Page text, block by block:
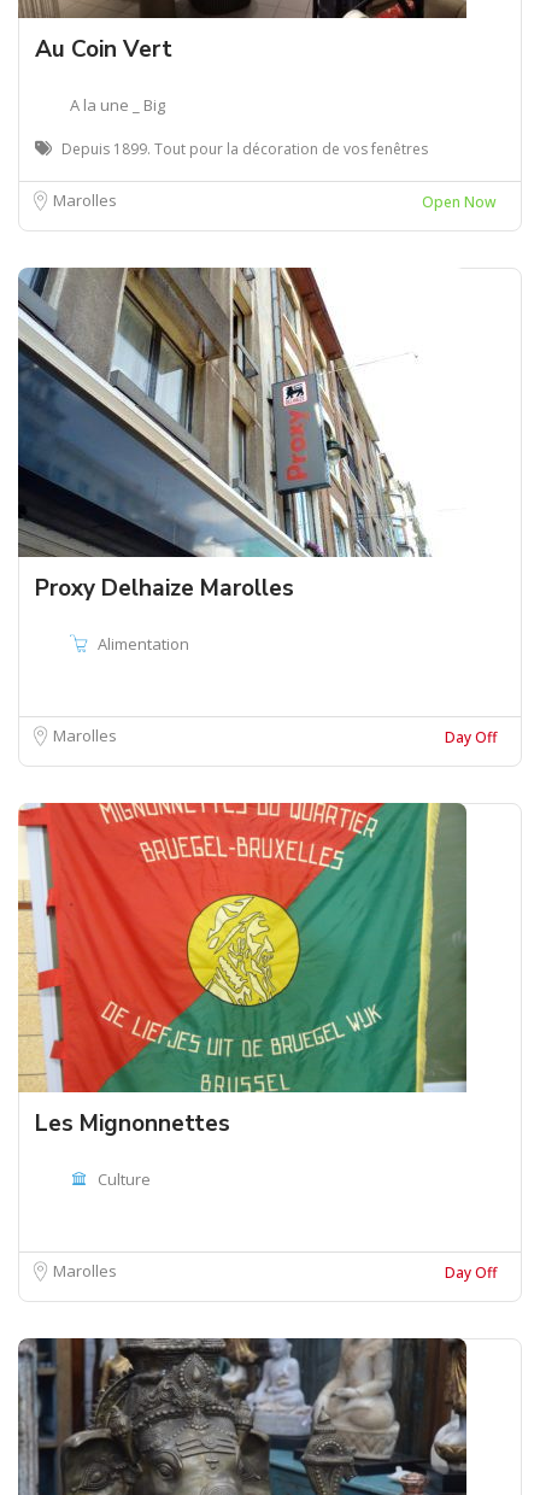
Au Coin Vert
A la une _ Big
Depuis 1899. Tout pour la décoration de vos fenêtres
Marolles Open Now
Proxy Delhaize Marolles
Alimentation
Marolles Day Off
Les Mignonnettes
Culture
Marolles Day Off